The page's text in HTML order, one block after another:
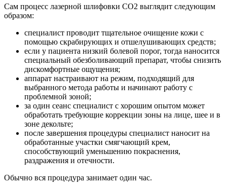
Сам процесс лазерной шлифовки СО2 выглядит следующим
образом:
специалист проводит тщательное очищение кожи с
помощью скрабирующих и отшелушивающих средств;
если у пациента низкий болевой порог, тогда наносится
специальный обезболивающий препарат, чтобы снизить
дискомфортные ощущения;
аппарат настраивают на режим, подходящий для
выбранного метода работы и начинают работу с
проблемной зоной;
за один сеанс специалист с хорошим опытом может
обработать требующие коррекции зоны на лице, шее и в
зоне декольте;
после завершения процедуры специалист наносит на
обработанные участки смягчающий крем,
способствующий уменьшению покраснения,
раздражения и отечности.
Обычно вся процедура занимает один час.